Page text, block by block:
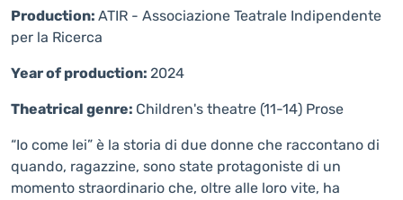
Production: ATIR - Associazione Teatrale Indipendente
per la Ricerca
Year of production: 2024
Theatrical genre: Children's theatre (11-14) Prose
“Io come lei” è la storia di due donne che raccontano di
quando, ragazzine, sono state protagoniste di un
momento straordinario che, oltre alle loro vite, ha